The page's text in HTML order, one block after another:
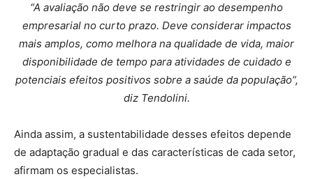
“A avaliação não deve se restringir ao desempenho
empresarial no curto prazo. Deve considerar impactos
mais amplos, como melhora na qualidade de vida, maior
disponibilidade de tempo para atividades de cuidado e
potenciais efeitos positivos sobre a saúde da população”,
diz Tendolini.
Ainda assim, a sustentabilidade desses efeitos depende
de adaptação gradual e das características de cada setor,
afirmam os especialistas.